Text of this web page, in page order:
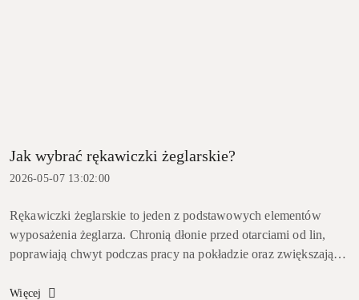
Jak wybrać rękawiczki żeglarskie?
2026-05-07 13:02:00
Rękawiczki żeglarskie to jeden z podstawowych elementów
wyposażenia żeglarza. Chronią dłonie przed otarciami od lin,
poprawiają chwyt podczas pracy na pokładzie oraz zwiększają
modelu ...
Więcej